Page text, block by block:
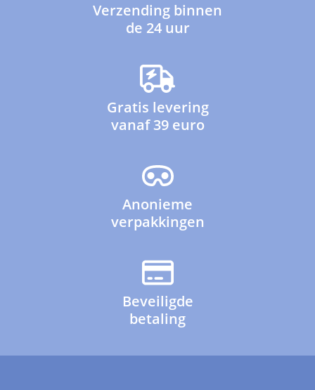
Verzending binnen
de 24 uur
Gratis levering
vanaf 39 euro
Anonieme
verpakkingen
Beveiligde
betaling